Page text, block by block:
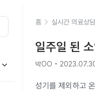
홈 실시간 의료상담
일주일 된
박OO •
성기를 제외하고